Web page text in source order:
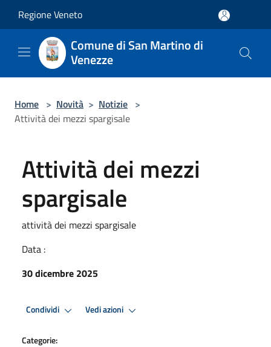
Regione Veneto
Comune di San Martino di
Venezze
Home > Novità > Notizie >
Attività dei mezzi spargisale
Attività dei mezzi
spargisale
attività dei mezzi spargisale
Data :
30 dicembre 2025
Condividi Vedi azioni
Categorie: